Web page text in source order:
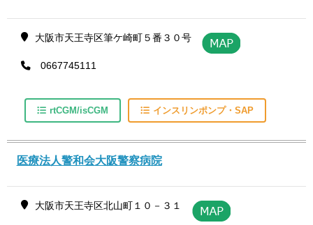
大阪市天王寺区筆ケ崎町５番３０号
0667745111
rtCGM/isCGM インスリンポンプ・SAP
医療法人警和会大阪警察病院
大阪市天王寺区北山町１０－３１